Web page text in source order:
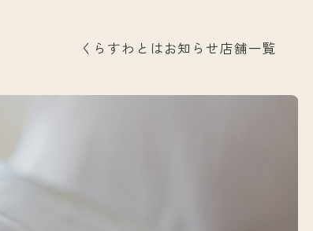
くらすわとはお知らせ店舗一覧